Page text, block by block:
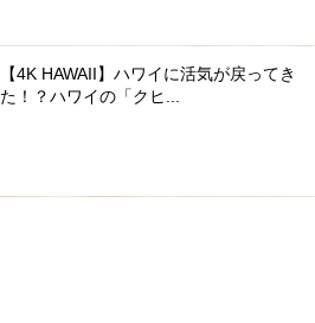
【4K HAWAII】ハワイに活気が戻ってき
た！？ハワイの「クヒ...